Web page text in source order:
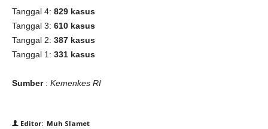
Tanggal 4: 829 kasus
Tanggal 3: 610 kasus
Tanggal 2: 387 kasus
Tanggal 1: 331 kasus
Sumber: Kemenkes RI
Editor: Muh Slamet